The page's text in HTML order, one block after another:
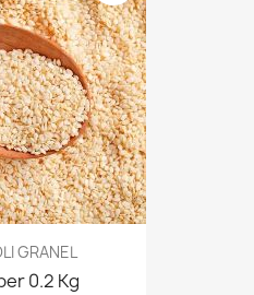
GRANEL
0.2 Kg